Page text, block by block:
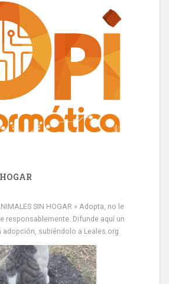
SIN HOGAR » Adopta, no le
responsablemente. Difunde aquí un
adopción, subiéndolo a Leales.org